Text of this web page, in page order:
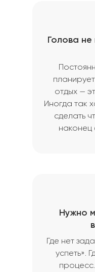
Голова
отдых —
Иногда так
сделать
наконец
Где нет
успеть».
Нужно